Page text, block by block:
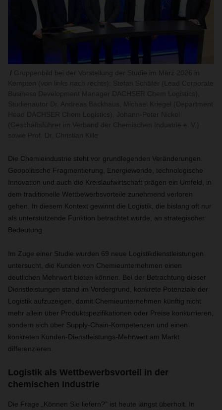
Die Chemieindustrie steht vor grundlegenden Veränderungen.
Geopolitische Fragmentierung, Energiewende, technologische
Innovation und auch die Kreislaufwirtschaft prägen ein Umfeld, in
dem traditionelle Wettbewerbsvorteile zunehmend verloren
gehen. In diesem Kontext gewinnt die Logistik, die bislang oft nur
als unterstützende Funktion betrachtet wurde, an strategischer
Bedeutung.
Im Zuge einer Studie wurden 69 neue Logistikdienstleistungen
untersucht, die Kunden von Chemieunternehmen einen
deutlichen Mehrwert bieten können. Bei der Betrachtung dieser
Dienstleistungen stand im Vordergrund, konkrete Potenziale der
Logistik aufzuzeigen, damit Chemieunternehmen künftig nicht
mehr allein über Produktspezifikationen oder Preise konkurrieren,
sondern sich über Supply-Chain-Kompetenzen und einen
konkreten Kunden-Dienstleistungs-Mehrwert am Markt
differenzieren.
Logistik als Wettbewerbsvorteil in der
chemischen Industrie
Die Frage „Können Sie liefern?" ist heute längst überholt. In